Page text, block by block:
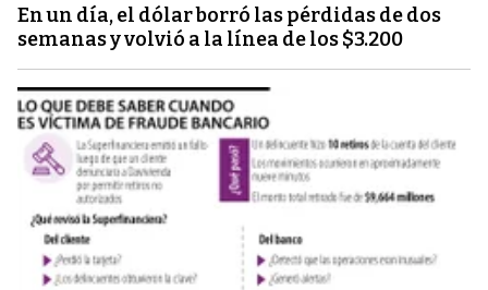
En un día, el dólar borró las pérdidas de dos
semanas y volvió a la línea de los $3.200